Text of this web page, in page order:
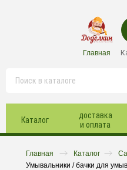
Главная
Каталог
доставка
и оплата
Главная Каталог
Умывальники / бачки для